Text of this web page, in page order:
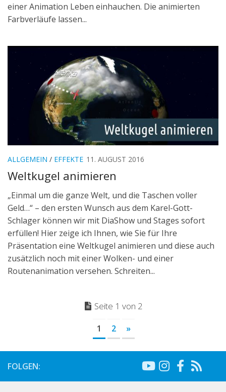
einer Animation Leben einhauchen. Die animierten
Farbverläufe lassen...
ALLGEMEIN / EFFEKTE 11. AUGUST 2016
Weltkugel animieren
„Einmal um die ganze Welt, und die Taschen voller
Geld…“ – den ersten Wunsch aus dem Karel-Gott-
Schlager können wir mit DiaShow und Stages sofort
erfüllen! Hier zeige ich Ihnen, wie Sie für Ihre
Präsentation eine Weltkugel animieren und diese auch
zusätzlich noch mit einer Wolken- und einer
Routenanimation versehen. Schreiten...
Seite 1 von 2
1 2 »
FOLGEN: